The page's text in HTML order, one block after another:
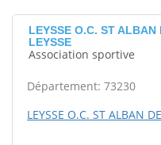
LEYSSE O.C. ST
LEYSSE
Association sportive
Département: 73230
LEYSSE O.C. ST ALBAN